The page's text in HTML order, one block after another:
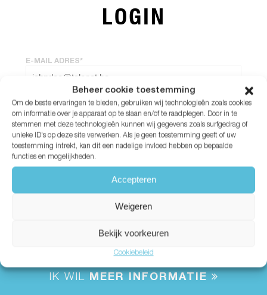
Beheer cookie toestemming
Om de beste ervaringen te bieden, gebruiken wij technologieën zoals cookies
om informatie over je apparaat op te slaan en/of te raadplegen. Door in te
stemmen met deze technologieën kunnen wij gegevens zoals surfgedrag of
unieke ID's op deze site verwerken. Als je geen toestemming geeft of uw
toestemming intrekt, kan dit een nadelige invloed hebben op bepaalde
functies en mogelijkheden.
Accepteren
Weigeren
Bekijk voorkeuren
Cookiebeleid
LOGIN
E-MAIL ADRES*
WACHTWOORD*
Wachtwoord vergeten?
IK WIL MEER INFORMATIE